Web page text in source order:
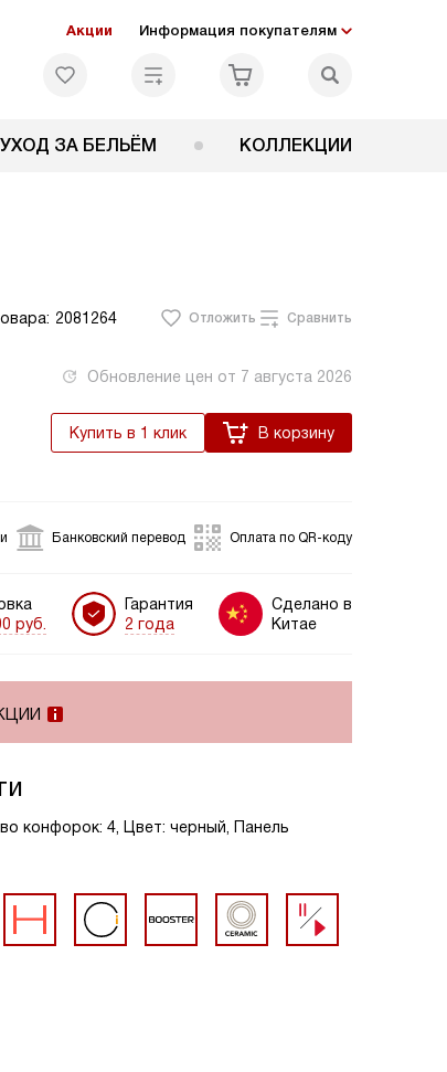
Акции Информация покупателям
УХОД ЗА БЕЛЬЁМ КОЛЛЕКЦИИ
2081264 Отложить Сравнить
Обновление цен от 7 августа 2026
Купить в 1 клик В корзину
Банковский перевод Оплата по QR-коду
руб.
Гарантия
2 года
Сделано в
Китае
конфорок: 4, Цвет: черный, Панель